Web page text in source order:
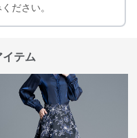
ださい。
テム